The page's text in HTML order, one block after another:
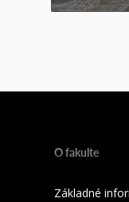
O fakulte
Základné